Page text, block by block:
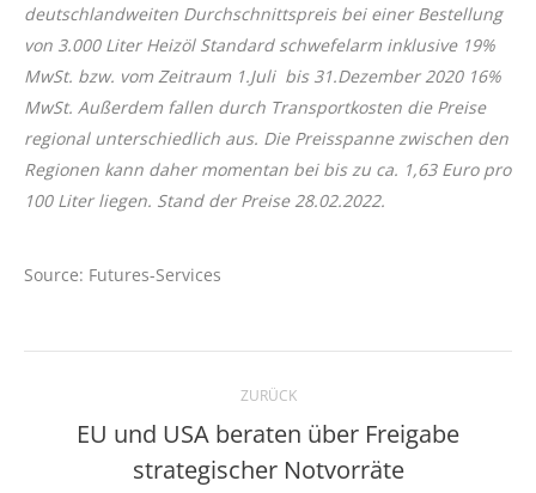
deutschlandweiten Durchschnittspreis bei einer Bestellung
von 3.000 Liter Heizöl Standard schwefelarm inklusive 19%
MwSt. bzw. vom Zeitraum 1.Juli bis 31.Dezember 2020 16%
MwSt. Außerdem fallen durch Transportkosten die Preise
regional unterschiedlich aus. Die Preisspanne zwischen den
Regionen kann daher momentan bei bis zu ca. 1,63 Euro pro
100 Liter liegen. Stand der Preise 28.02.2022.
Source: Futures-Services
Kommentarnavigation
ZURÜCK
Vorheriger
Beitrag:
EU und USA beraten über Freigabe
strategischer Notvorräte